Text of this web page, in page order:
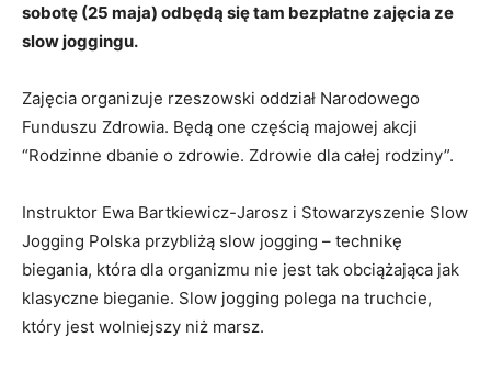
sobotę (25 maja) odbędą się tam bezpłatne zajęcia ze
slow joggingu.
Zajęcia organizuje rzeszowski oddział Narodowego
Funduszu Zdrowia. Będą one częścią majowej akcji
“Rodzinne dbanie o zdrowie. Zdrowie dla całej rodziny”.
Instruktor Ewa Bartkiewicz-Jarosz i Stowarzyszenie Slow
Jogging Polska przybliżą slow jogging – technikę
biegania, która dla organizmu nie jest tak obciążająca jak
klasyczne bieganie. Slow jogging polega na truchcie,
który jest wolniejszy niż marsz.